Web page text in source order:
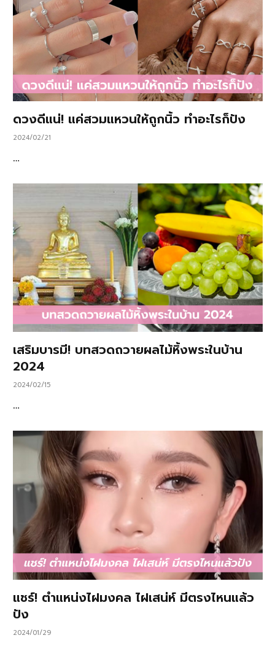
ดวงดีแน่! แค่สวมแหวนให้ถูกนิ้ว ทำอะไรก็ปัง
2024/02/21
…
เสริมบารมี! บทสวดถวายผลไม้หิ้งพระในบ้าน
2024
2024/02/15
…
แชร์! ตำแหน่งไฝมงคล ไฝเสน่ห์ มีตรงไหนแล้ว
ปัง
2024/01/29